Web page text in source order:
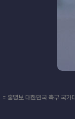
= 홍명보 대한민국 축구 국가